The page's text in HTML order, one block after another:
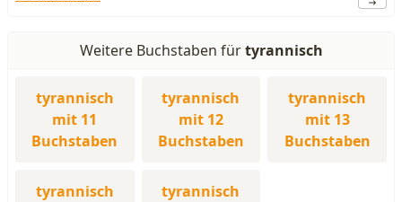
Weitere Buchstaben fürtyrannisch
tyrannisch
mit 11
Buchstaben
tyrannisch
mit 12
Buchstaben
tyrannisch
mit 13
Buchstaben
tyrannisch
tyrannisch